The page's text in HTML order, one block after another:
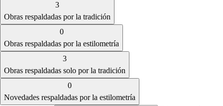
3
Obras respaldadas por la tradición
0
Obras respaldadas por la estilometría
3
Obras respaldadas solo por la tradición
0
Novedades respaldadas por la estilometría